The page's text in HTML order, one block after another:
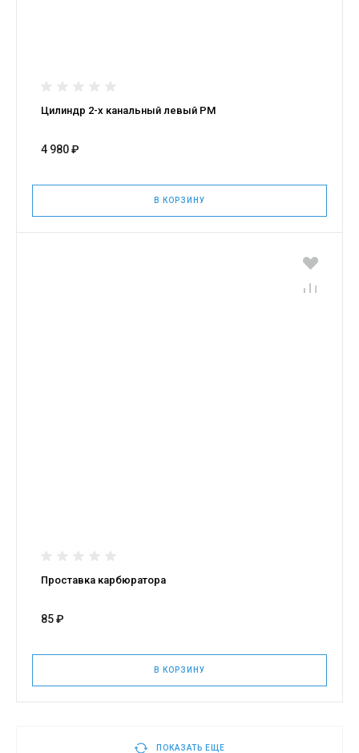
Цилиндр 2-х канальный левый РМ
4 980 ₽
В КОРЗИНУ
Проставка карбюратора
85 ₽
В КОРЗИНУ
ПОКАЗАТЬ ЕЩЕ